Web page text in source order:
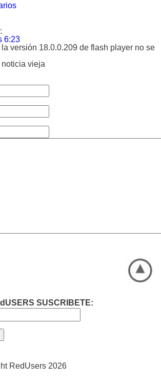
6:23
versión 18.0.0.209 de flash player no se
noticia vieja
SUSCRIBETE:
RedUsers 2026